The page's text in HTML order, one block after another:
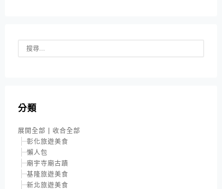
分類
展開全部 | 收合全部
彰化旅遊美食
懶人包
廟宇寺廟古蹟
基隆旅遊美食
新北旅遊美食